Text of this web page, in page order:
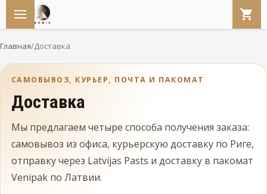
Главная/Доставка
САМОВЫВОЗ, КУРЬЕР, ПОЧТА И ПАКОМАТ
Доставка
Мы предлагаем четыре способа получения заказа:
самовывоз из офиса, курьерскую доставку по Риге,
отправку через Latvijas Pasts и доставку в пакомат
Venipak по Латвии.